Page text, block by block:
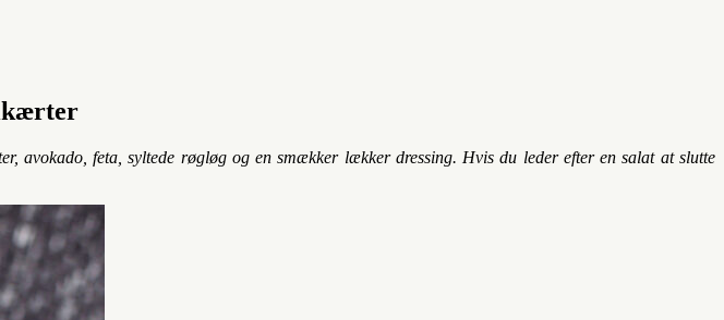
avokado, feta, syltede røgløg og en smækker lækker dressing. Hvis du leder efter en salat at slutte